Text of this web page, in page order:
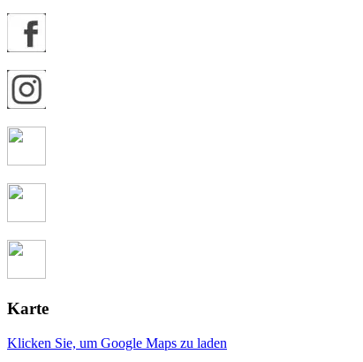
Karte
Klicken Sie, um Google Maps zu laden